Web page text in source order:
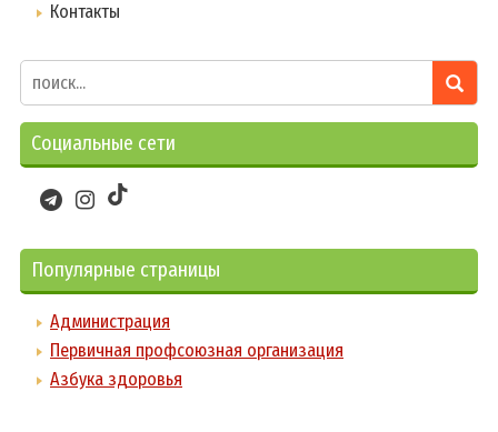
Контакты
Социальные сети
Популярные страницы
Администрация
Первичная профсоюзная организация
Азбука здоровья